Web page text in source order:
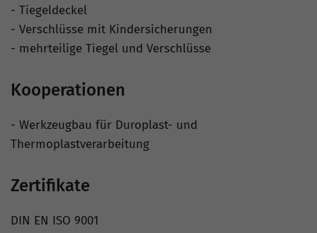
- Tiegeldeckel
- Verschlüsse mit Kindersicherungen
- mehrteilige Tiegel und Verschlüsse
Kooperationen
- Werkzeugbau für Duroplast- und
Thermoplastverarbeitung
Zertifikate
DIN EN ISO 9001